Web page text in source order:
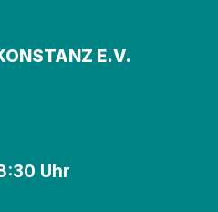
E.V.
Uhr